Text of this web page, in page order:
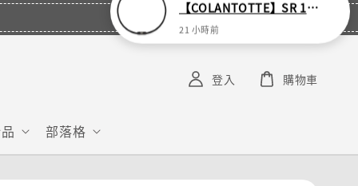
部落格
登入 購物車
S**** 已購買了